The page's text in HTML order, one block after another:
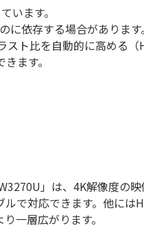
います。
に依存する場合がありま
ト比を自動的に高める
ます。
」は、4K解像度の
で対応できます。他に
一層広がります。